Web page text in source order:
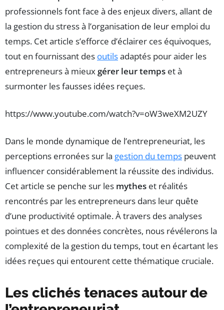
professionnels font face à des enjeux divers, allant de
la gestion du stress à l’organisation de leur emploi du
temps. Cet article s’efforce d’éclairer ces équivoques,
tout en fournissant des outilsadaptés pour aider les
entrepreneurs à mieux gérer leur temps et à
surmonter les fausses idées reçues.
https://www.youtube.com/watch?v=oW3weXM2UZY
Dans le monde dynamique de l’entrepreneuriat, les
perceptions erronées sur la gestion du temps peuvent
influencer considérablement la réussite des individus.
Cet article se penche sur les mythes et réalités
rencontrés par les entrepreneurs dans leur quête
d’une productivité optimale. À travers des analyses
pointues et des données concrètes, nous révélerons la
complexité de la gestion du temps, tout en écartant les
idées reçues qui entourent cette thématique cruciale.
Les clichés tenaces autour de